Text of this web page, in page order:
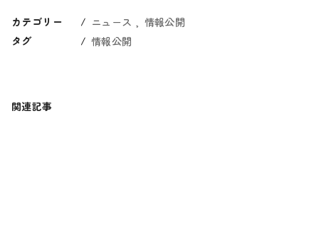
カテゴリー ニュース 情報公開
タグ 情報公開
関連記事